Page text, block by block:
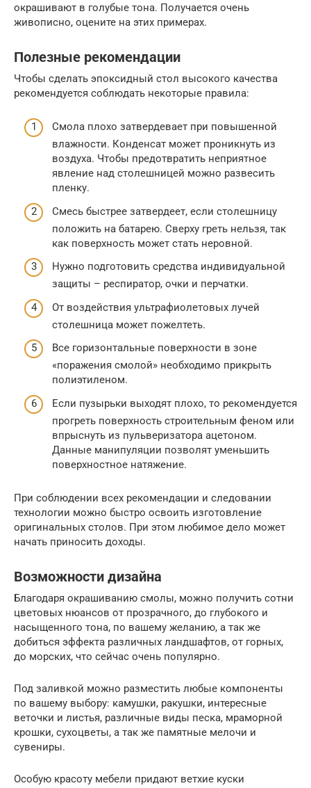
окрашивают в голубые тона. Получается очень
живописно, оцените на этих примерах.
Полезные рекомендации
Чтобы сделать эпоксидный стол высокого качества
рекомендуется соблюдать некоторые правила:
Смола плохо затвердевает при повышенной
влажности. Конденсат может проникнуть из
воздуха. Чтобы предотвратить неприятное
явление над столешницей можно развесить
пленку.
Смесь быстрее затвердеет, если столешницу
положить на батарею. Сверху греть нельзя, так
как поверхность может стать неровной.
Нужно подготовить средства индивидуальной
защиты – респиратор, очки и перчатки.
От воздействия ультрафиолетовых лучей
столешница может пожелтеть.
Все горизонтальные поверхности в зоне
«поражения смолой» необходимо прикрыть
полиэтиленом.
Если пузырьки выходят плохо, то рекомендуется
прогреть поверхность строительным феном или
впрыснуть из пульверизатора ацетоном.
Данные манипуляции позволят уменьшить
поверхностное натяжение.
При соблюдении всех рекомендации и следовании
технологии можно быстро освоить изготовление
оригинальных столов. При этом любимое дело может
начать приносить доходы.
Возможности дизайна
Благодаря окрашиванию смолы, можно получить сотни
цветовых нюансов от прозрачного, до глубокого и
насыщенного тона, по вашему желанию, а так же
добиться эффекта различных ландшафтов, от горных,
до морских, что сейчас очень популярно.
Под заливкой можно разместить любые компоненты
по вашему выбору: камушки, ракушки, интересные
веточки и листья, различные виды песка, мраморной
крошки, сухоцветы, а так же памятные мелочи и
сувениры.
Особую красоту мебели придают ветхие куски